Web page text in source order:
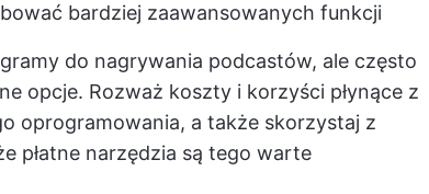
bardziej zaawansowanych funkcji
do nagrywania podcastów, ale często
opcje. Rozważ koszty i korzyści płynące z
oprogramowania, a także skorzystaj z
płatne narzędzia są tego warte